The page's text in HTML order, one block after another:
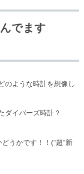
でます
のような時計を想像し
ダイバーズ時計？
うかです！！(“超”新